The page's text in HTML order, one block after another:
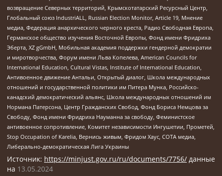
возвращение Северных территорий, Крымскотатарский Ресурсный Центр,
Глобальный союз IndustriALL, Russian Election Monitor, Article 19, Мнение
медиа, Федерация анархического черного креста, Радио Свободная Европа,
Германское общество изучения Восточной Европы, Фонд имени Фридриха
Эберта, XZ gGmbH, Мобильная академия поддержки гендерной демократии
и миротворчества, Форум имени Льва Копелева, American Councils for
International Education, Cultural Vistas, Institute of International Education,
Антивоенное движение Антальи, Открытый диалог, Школа международных
отношений и государственной политики им Питера Мунка, Российско-
канадский демократический альянс, Школа международных отношений им
Нормана Патерсона, Центр Гражданских Свобод, Фонд Бориса Немцова за
Свободу, Фонд имени Фридриха Науманна за свободу, Феминистское
антивоенное сопротивление, Комитет независимости Ингушетии, Прометей,
Stop Occupation of Karelia, Вернись живым, Фридом Хаус, СОТА медиа,
Либерально-демократическая Лига Украины
Источник: https://minjust.gov.ru/ru/documents/7756/ данные
на 13.05.2024